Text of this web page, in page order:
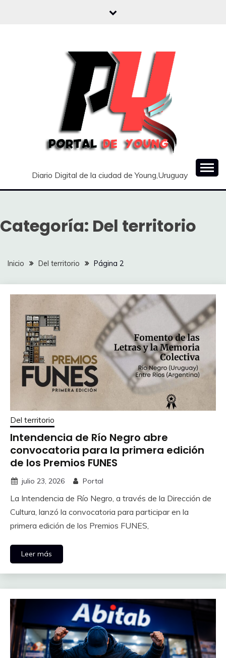
Diario Digital de la ciudad de Young,Uruguay
Categoría: Del territorio
Inicio Del territorio Página 2
Del territorio
Intendencia de Río Negro abre
convocatoria para la primera edición
de los Premios FUNES
julio 23, 2026 Portal
La Intendencia de Río Negro, a través de la Dirección de
Cultura, lanzó la convocatoria para participar en la
primera edición de los Premios FUNES,
Leer más